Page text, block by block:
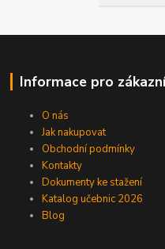
Informace pro
O nás
Jak nakupovat
Obchodní podmínky
Kontakty
Dokumenty ke stažení
Katalog učebnic 2026
Blog